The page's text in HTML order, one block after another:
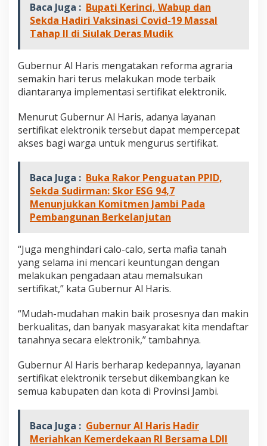
i
S
e
r
f
i
k
t
E
l
e
r
o
n
i
k
d
a
4
K
t
o
r
a
y
a
n
P
e
Baca Juga : Bupati Kerinci, Wabup dan
Sekda Hadiri Vaksinasi Covid-19 Massal
Tahap II di Siulak Deras Mudik
Gubernur Al Haris mengatakan reforma agraria
semakin hari terus melakukan mode terbaik
diantaranya implementasi sertifikat elektronik.
Menurut Gubernur Al Haris, adanya layanan
sertifikat elektronik tersebut dapat mempercepat
akses bagi warga untuk mengurus sertifikat.
Baca Juga : Buka Rakor Penguatan PPID,
Sekda Sudirman: Skor ESG 94,7
Menunjukkan Komitmen Jambi Pada
Pembangunan Berkelanjutan
“Juga menghindari calo-calo, serta mafia tanah
yang selama ini mencari keuntungan dengan
melakukan pengadaan atau memalsukan
sertifikat,” kata Gubernur Al Haris.
“Mudah-mudahan makin baik prosesnya dan makin
berkualitas, dan banyak masyarakat kita mendaftar
tanahnya secara elektronik,” tambahnya.
Gubernur Al Haris berharap kedepannya, layanan
sertifikat elektronik tersebut dikembangkan ke
semua kabupaten dan kota di Provinsi Jambi.
Baca Juga : Gubernur Al Haris Hadir
Meriahkan Kemerdekaan RI Bersama LDII